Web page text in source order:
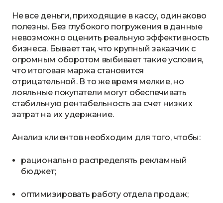
Не все деньги, приходящие в кассу, одинаково
полезны. Без глубокого погружения в данные
невозможно оценить реальную эффективность
бизнеса. Бывает так, что крупный заказчик с
огромным оборотом выбивает такие условия,
что итоговая маржа становится
отрицательной. В то же время мелкие, но
лояльные покупатели могут обеспечивать
стабильную рентабельность за счет низких
затрат на их удержание.
Анализ клиентов необходим для того, чтобы:
рационально распределять рекламный
бюджет;
оптимизировать работу отдела продаж;